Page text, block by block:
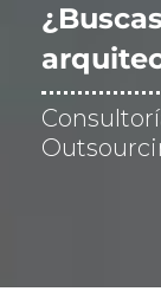
i
c
a
c
i
ó